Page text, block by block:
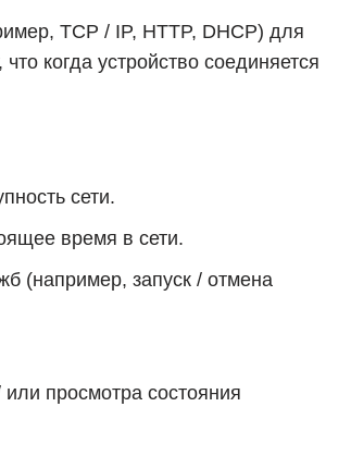
TCP / IP, HTTP, DHCP) для
когда устройство соединяется
сети.
время в сети.
(например, запуск / отмена
просмотра состояния